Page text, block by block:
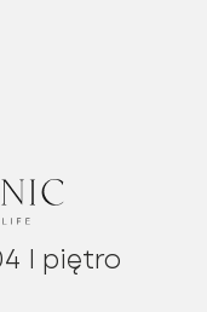
I piętro